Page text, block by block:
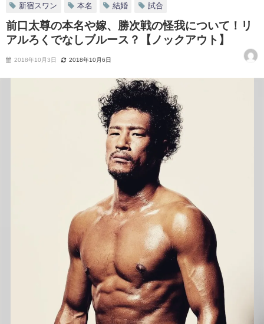
新宿スワン 本名 結婚 試合
前口太尊の本名や嫁、勝次戦の怪我について！リ
アルろくでなしブルース？【ノックアウト】
2018年10月3日 2018年10月6日